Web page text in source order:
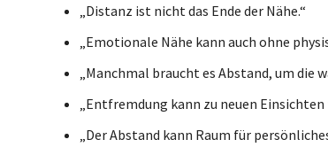
„Distanz ist nicht das Ende der Nähe.“
„Emotionale Nähe kann auch ohne
„Manchmal braucht es Abstand, um die
„Entfremdung kann zu neuen Einsichten
„Der Abstand kann Raum für